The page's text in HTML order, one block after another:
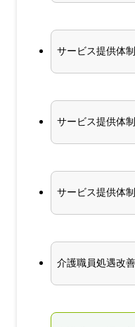
サービス提供体
サービス提供体
サービス提供体
介護職員処遇改